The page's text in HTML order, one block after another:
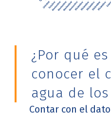
¿Por qué
conocer el
agua de
Contar con el